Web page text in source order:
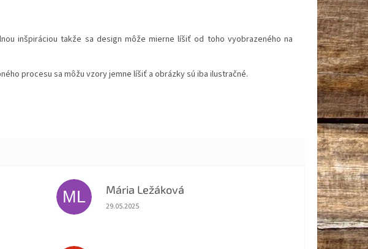
inšpiráciou takže sa design môže mierne líšiť od toho vyobrazeného na
procesu sa môžu vzory jemne líšiť a obrázky sú iba ilustračné.
ML Mária Ležáková
Hodnotenie obchodu je 5 z 5 hviezdičiek.
29.05.2025